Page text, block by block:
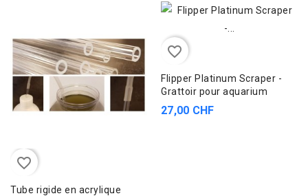
favorite_border
Tube rigide en acrylique
favorite_border
Flipper Platinum Scraper -
Grattoir pour aquarium
27,00 CHF